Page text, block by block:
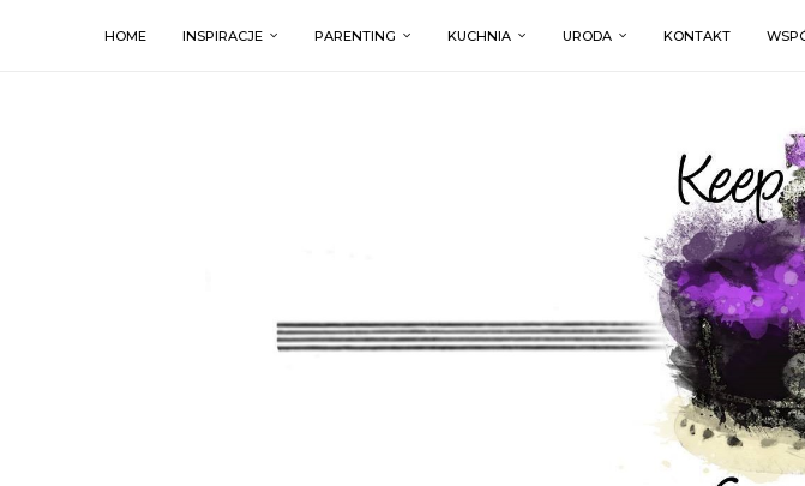
HOME INSPIRACJE PARENTING KUCHNIA URODA KONTAKT